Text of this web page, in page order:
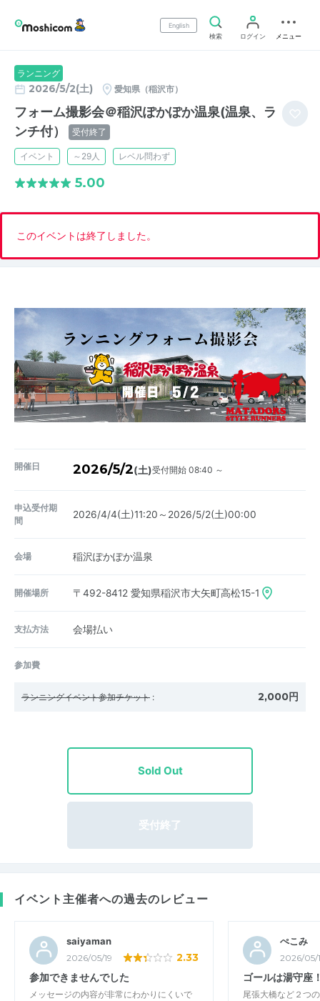
English
検索
ログイン メニュー
ランニング
2026/5/2(土) 愛知県（稲沢市）
フォーム撮影会＠稲沢ぽかぽか温泉(温泉、ラ
ンチ付）
受付終了
イベント ～29人 レベル問わず
5.00
このイベントは終了しました。
開催日 2026/5/2(土)受付開始 08:40 ～
申込受付期
間
2026/4/4(土)11:20～2026/5/2(土)00:00
会場 稲沢ぽかぽか温泉
開催場所 〒492-8412 愛知県稲沢市大矢町高松15-1
支払方法 会場払い
参加費
ランニングイベント参加チケット : 2,000円
Sold Out
受付終了
イベント主催者への過去のレビュー
saiyaman
2026/05/19 2.33
参加できませんでした
メッセージの内容が非常にわかりにくいで
ぺこみ
2026/05/
ゴールは湯守座
尾張大橋など２つ